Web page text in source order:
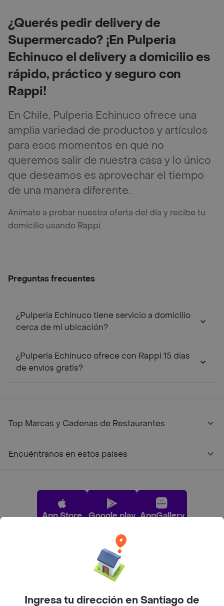
¿Querés pedir delivery de
Supermercado? ¡En Pulperia
Echinuco el delivery a domicilio es
rápido, práctico y seguro con
Rappi!
En Chile, Pulperia Echinuco ofrece una
amplia variedad de productos y artículos
para esos momentos en que no
queremos salir de nuestra casa y lo único
que deseamos es aprovechar el tiempo
de una manera diferente.
Anímate a probar nuestra oferta del día y recibe tu
domicilio usando Rappi.
Preguntas frecuentes
¿Pulperia Echinuco tiene servicio a domicilio
cerca de mi ubicación?
¿Pulperia Echinuco ofrece con Rappi 15 días
de envíos gratis?
Top Marcas y Cadenas de Restaurantes
Encuéntranos en estos países
App Store Google play AppGallery
Pide tu comida favorita cerca de ti
Categorías
Ingresa tu dirección en Santiago de